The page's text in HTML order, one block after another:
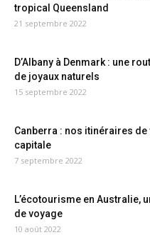
tropical Queensland
21 septembre 2022
D’Albany à Denmark : une
de joyaux naturels
15 septembre 2022
Canberra : nos itinéraires de
capitale
7 septembre 2022
L’écotourisme en Australie,
de voyage
10 août 2022